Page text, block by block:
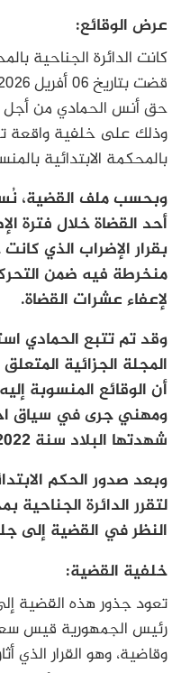
عرض الوقائع:
كانت الدائرة الجناحية
حق أنس الحمادي من
بالمحكمة الابتدائية
وبحسب ملف القضية،
أحد القضاة خلال فترة
بقرار الإضراب الذي
منخرطة فيه ضمن
لإعفاء عشرات القضاة.
المجلة الجزائية
أن الوقائع المنسوبة
ومهني جرى في سياق
شهدتها البلاد سنة 2022.
وبعد صدور الحكم
لتقرر الدائرة
النظر في القضية إلى جلسة 17 جوان
خلفية القضية:
وقاضية، وهو القرار الذي